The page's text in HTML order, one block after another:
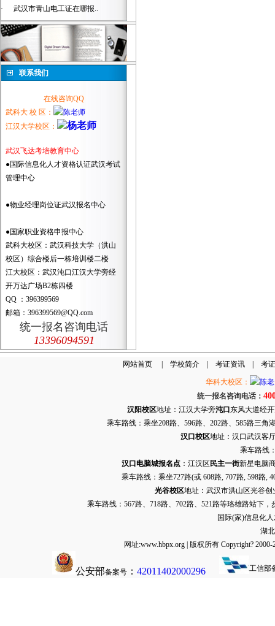
·
武汉市青山电工证在哪报..
联系我们
在线咨询QQ
武科大 校 区：
江汉大学校区：
武汉飞达考培教育中心
●国际信息化人才资格认证武汉考试
管理中心
●物业经理岗位证武汉报名中心
●国家职业资格申报中心
武科大校区：武汉科技大学（洪山
校区）综合楼后一栋培训楼二楼
江大校区：武汉沌口江汉大学旁经
开万达广场B2栋四楼
QQ ：396399569
邮箱：396399569@QQ.com
统一报名咨询电话
13396094591
网站首页| 学校简介| 考证资讯| 考
华科大校区：
统一报名咨询电话：
汉阳校区地址：江汉大学旁沌口 东风大道经
乘车路线：乘坐208路、596路、202路、585路三
汉口校区地址：汉口武汉客
乘车路线
汉口电脑城报名点：江汉区 民主一街新星电脑
乘车路线：乘坐727路(或 608路, 707路, 598路,
光谷校区地址：武汉市洪山区光谷创
乘车路线：567路、718路、702路、521路等珞雄路站下
国际(家)信息化
湖
网址:www.hbpx.org | 版权所有 Copyright?
公安部备案号 ： 42011402000296 工信部